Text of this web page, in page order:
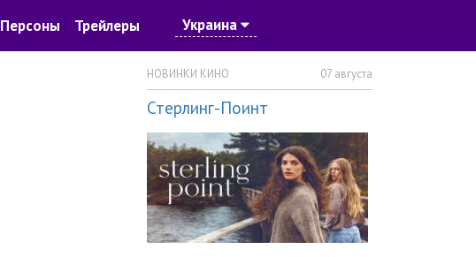
Персоны Трейлеры Украина
НОВИНКИ КИНО 07 августа
Стерлинг-Поинт